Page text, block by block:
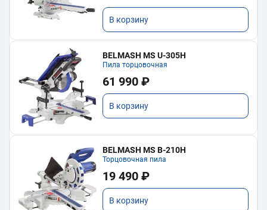
В корзину
BELMASH MS U-305H
Пила торцовочная
61 990 ₽
В корзину
BELMASH MS B-210H
Торцовочная пила
19 490 ₽
В корзину